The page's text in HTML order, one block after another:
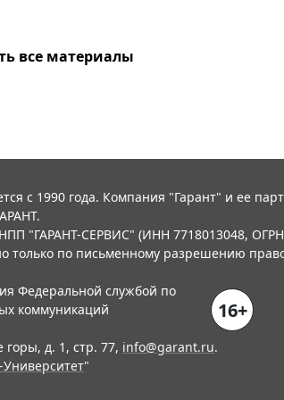
все материалы
с 1990 года. Компания "Гарант" и ее
"ГАРАНТ-СЕРВИС" (ИНН 7718013048, ОГРН
только по письменному разрешению
Федеральной службой по
коммуникаций
16+
д. 1, стр. 77, info@garant.ru.
Университет"